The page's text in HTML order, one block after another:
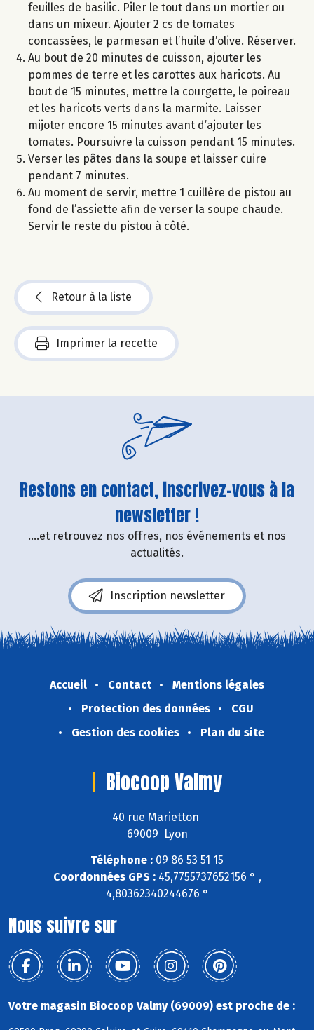
feuilles de basilic. Piler le tout dans un mortier ou
dans un mixeur. Ajouter 2 cs de tomates
concassées, le parmesan et l’huile d’olive. Réserver.
Au bout de 20 minutes de cuisson, ajouter les
pommes de terre et les carottes aux haricots. Au
bout de 15 minutes, mettre la courgette, le poireau
et les haricots verts dans la marmite. Laisser
mijoter encore 15 minutes avant d’ajouter les
tomates. Poursuivre la cuisson pendant 15 minutes.
Verser les pâtes dans la soupe et laisser cuire
pendant 7 minutes.
Au moment de servir, mettre 1 cuillère de pistou au
fond de l’assiette afin de verser la soupe chaude.
Servir le reste du pistou à côté.
Retour à la liste
Imprimer la recette
Restons en contact, inscrivez-vous à la
newsletter !
....et retrouvez nos offres, nos événements et nos
actualités.
Inscription newsletter
Accueil Contact
Mentions légales
Protection des données
CGU
Gestion des cookies
Plan du site
Biocoop Valmy
40 rue Marietton
69009 Lyon
Téléphone : 09 86 53 51 15
Coordonnées GPS :45,7755737652156 ° ,
4,80362340244676 °
Nous suivre sur
Votre magasin Biocoop Valmy (69009) est proche de :